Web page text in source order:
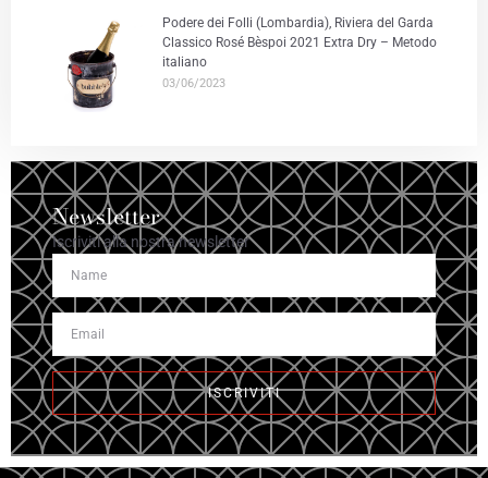
Podere dei Folli (Lombardia), Riviera del Garda
Classico Rosé Bèspoi 2021 Extra Dry – Metodo
italiano
03/06/2023
Newsletter
Iscriviti alla nostra newsletter
ISCRIVITI